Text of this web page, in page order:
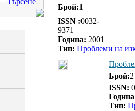
Брой:1
ISSN :0032-
9371
Година: 2001
Тип: Проблеми на
Брой:2
ISSN:
Тип: